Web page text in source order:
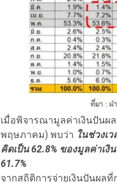
เมื่อพิจารณามูลค่าเงินปันผ
พฤษภาคม) พบว่า ในช่วงเ
คิดเป็น 62.8% ของมูลค่าเ
61.7%
จากสถิติการจ่ายเงินปันผล